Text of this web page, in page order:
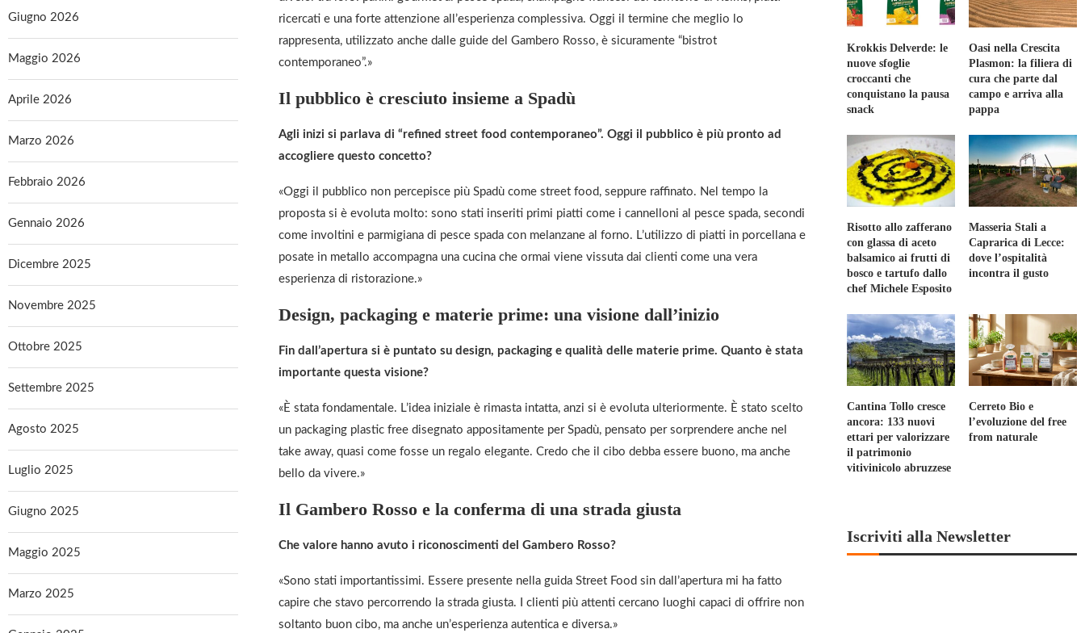
ricercati e una forte attenzione all’esperienza complessiva. Oggi il termine che meglio lo
rappresenta, utilizzato anche dalle guide del Gambero Rosso, è sicuramente “bistrot
contemporaneo”.»
Il pubblico è cresciuto insieme a Spadù
Agli inizi si parlava di “refined street food contemporaneo”. Oggi il pubblico è più pronto ad
accogliere questo concetto?
«Oggi il pubblico non percepisce più Spadù come street food, seppure raffinato. Nel tempo la
proposta si è evoluta molto: sono stati inseriti primi piatti come i cannelloni al pesce spada, secondi
come involtini e parmigiana di pesce spada con melanzane al forno. L’utilizzo di piatti in porcellana e
posate in metallo accompagna una cucina che ormai viene vissuta dai clienti come una vera
esperienza di ristorazione.»
Design, packaging e materie prime: una visione dall’inizio
Fin dall’apertura si è puntato su design, packaging e qualità delle materie prime. Quanto è stata
importante questa visione?
«È stata fondamentale. L’idea iniziale è rimasta intatta, anzi si è evoluta ulteriormente. È stato scelto
un packaging plastic free disegnato appositamente per Spadù, pensato per sorprendere anche nel
take away, quasi come fosse un regalo elegante. Credo che il cibo debba essere buono, ma anche
bello da vivere.»
Il Gambero Rosso e la conferma di una strada giusta
Che valore hanno avuto i riconoscimenti del Gambero Rosso?
«Sono stati importantissimi. Essere presente nella guida Street Food sin dall’apertura mi ha fatto
capire che stavo percorrendo la strada giusta. I clienti più attenti cercano luoghi capaci di offrire non
soltanto buon cibo, ma anche un’esperienza autentica e diversa.»
Krokkis Delverde: le
nuove sfoglie
croccanti che
conquistano la pausa
snack
Oasi nella Crescita
Plasmon: la filiera di
cura che parte dal
campo e arriva alla
pappa
Risotto allo zafferano
con glassa di aceto
balsamico ai frutti di
bosco e tartufo dallo
chef Michele Esposito
Masseria Stali a
Caprarica di Lecce:
dove l’ospitalità
incontra il gusto
Cantina Tollo cresce
ancora: 133 nuovi
ettari per valorizzare
il patrimonio
vitivinicolo abruzzese
Cerreto Bio e
l’evoluzione del free
from naturale
Iscriviti alla Newsletter
Giugno 2026
Maggio 2026
Aprile 2026
Marzo 2026
Febbraio 2026
Gennaio 2026
Dicembre 2025
Novembre 2025
Ottobre 2025
Settembre 2025
Agosto 2025
Luglio 2025
Giugno 2025
Maggio 2025
Marzo 2025